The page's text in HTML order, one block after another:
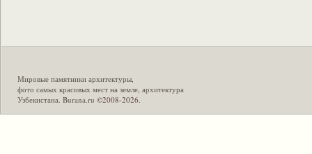
Мировые памятники архитектуры,
фото самых красивых мест на земле, архитектура
Узбекистана. Burana.ru ©2008-2026.